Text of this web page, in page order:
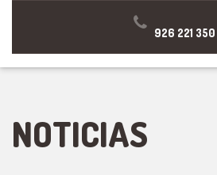
926 221 350
NOTICIAS